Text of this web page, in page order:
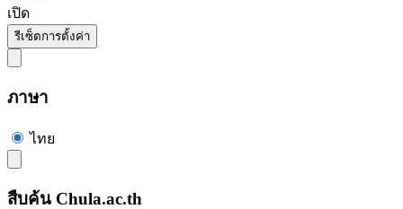
เปิด
รีเซ็ตการตั้งค่า
ภาษา
ไทย
สืบค้น Chula.ac.th